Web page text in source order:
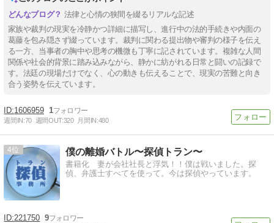
法律と心情の狭間を綴るリアルな記述
家族や裁判の現実を冷静かつ詳細に描写し、進行中の法的手続きや内面の
葛藤を包み隠さず綴っています。裁判に関わる提出物や審判の様子を伝え
る一方、当事者の胸中や思考の機微も丁寧に記されています。複雑な人間
関係や社会的背景に踏み込みながら、静かに紡がれる日常と闘いの記録で
す。法廷の現場だけでなく、心の動きも伝えることで、現実の苦難と向き
合う姿勢を伝えています。
1606959 1
週間IN:70 週間OUT:320 月間IN:480
4 僕の離婚バトル〜探偵トラン〜
書籍化 妻が会社社長と浮気！！僕は戦いました。探
偵、弁護士すべてを使って。今は探偵やっています。
221750 9